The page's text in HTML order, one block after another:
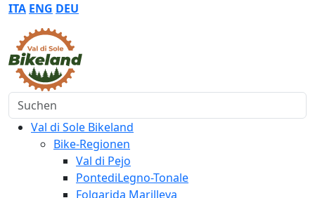
ITA ENG DEU
Suchen
Val di Sole Bikeland
Bike-Regionen
Val di Pejo
PontediLegno-Tonale
Folgarida Marilleva